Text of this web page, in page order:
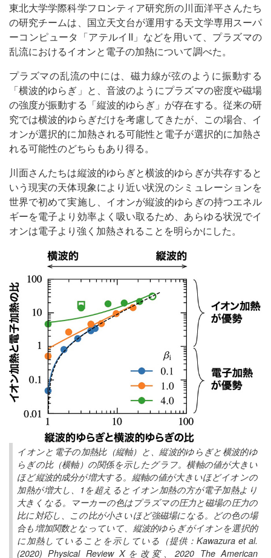
東北大学学際科学フロンティア研究所の川面洋平さんたち
の研究チームは、国立天文台が運用する天文学専用スーパ
ーコンピュータ「アテルイII」などを用いて、プラズマの
乱流におけるイオンと電子の加熱について調べた。
プラズマの乱流の中には、磁力線が弦のように振動する
「横波的ゆらぎ」と、音波のようにプラズマの密度や磁場
の強度が振動する「縦波的ゆらぎ」が存在する。従来の研
究では横波的ゆらぎだけを考慮してきたが、この場合、イ
オンが選択的に加熱される可能性と電子が選択的に加熱さ
れる可能性のどちらもあり得る。
川面さんたちは縦波的ゆらぎと横波的ゆらぎが共存すると
いう現実の天体現象により近い状況のシミュレーションを
世界で初めて実施し、イオンが縦波的ゆらぎの持つエネル
ギーを電子より効率よく吸い取るため、あらゆる状況でイ
オンは電子より強く加熱されることを明らかにした。
イオンと電子の加熱比（縦軸）と、縦波的ゆらぎと横波的ゆ
らぎの比（横軸）の関係を示したグラフ。横軸の値が大きい
ほど縦波的成分が増大する。縦軸の値が大きいほどイオンの
加熱が増大し、1を超えるとイオン加熱の方が電子加熱より
大きくなる。マーカーの色はプラズマの圧力と磁場の圧力の
比に対応し、この比が小さいほど強磁場になる。どの色の場
合も増加関数となっていて、縦波的ゆらぎがイオンを選択的
に加熱していることを示している（提供：Kawazura et al.
(2020) Physical Review Xを改変、2020 The American